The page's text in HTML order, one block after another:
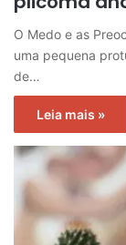
O Medo e as
uma pequena
de…
Leia mais »